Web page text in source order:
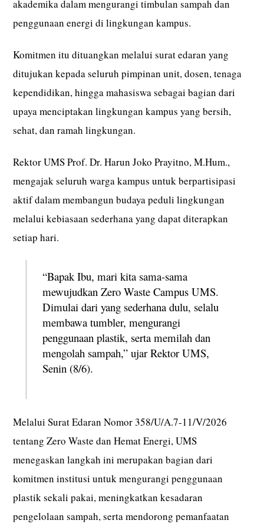
akademika dalam mengurangi timbulan sampah dan
penggunaan energi di lingkungan kampus.
Komitmen itu dituangkan melalui surat edaran yang
ditujukan kepada seluruh pimpinan unit, dosen, tenaga
kependidikan, hingga mahasiswa sebagai bagian dari
upaya menciptakan lingkungan kampus yang bersih,
sehat, dan ramah lingkungan.
Rektor UMS Prof. Dr. Harun Joko Prayitno, M.Hum.,
mengajak seluruh warga kampus untuk berpartisipasi
aktif dalam membangun budaya peduli lingkungan
melalui kebiasaan sederhana yang dapat diterapkan
setiap hari.
“Bapak Ibu, mari kita sama-sama
mewujudkan Zero Waste Campus UMS.
Dimulai dari yang sederhana dulu, selalu
membawa tumbler, mengurangi
penggunaan plastik, serta memilah dan
mengolah sampah,” ujar Rektor UMS,
Senin (8/6).
Melalui Surat Edaran Nomor 358/U/A.7-11/V/2026
tentang Zero Waste dan Hemat Energi, UMS
menegaskan langkah ini merupakan bagian dari
komitmen institusi untuk mengurangi penggunaan
plastik sekali pakai, meningkatkan kesadaran
pengelolaan sampah, serta mendorong pemanfaatan